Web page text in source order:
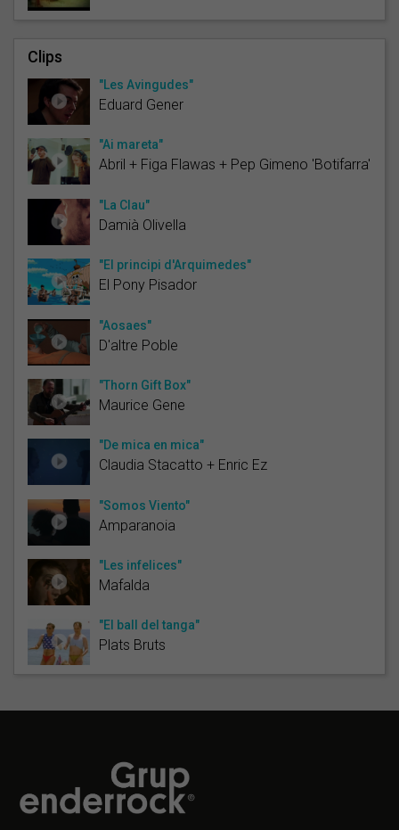
Clips
"Les Avingudes"
Eduard Gener
"Ai mareta"
Abril + Figa Flawas + Pep Gimeno 'Botifarra'
"La Clau"
Damià Olivella
"El principi d'Arquimedes"
El Pony Pisador
"Aosaes"
D'altre Poble
"Thorn Gift Box"
Maurice Gene
"De mica en mica"
Claudia Stacatto + Enric Ez
"Somos Viento"
Amparanoia
"Les infelices"
Mafalda
"El ball del tanga"
Plats Bruts